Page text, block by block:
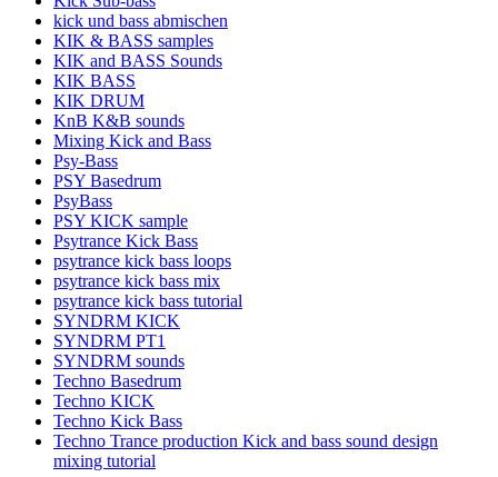
kick und bass abmischen
KIK & BASS samples
KIK and BASS Sounds
KIK BASS
KIK DRUM
KnB K&B sounds
Mixing Kick and Bass
Psy-Bass
PSY Basedrum
PsyBass
PSY KICK sample
Psytrance Kick Bass
psytrance kick bass loops
psytrance kick bass mix
psytrance kick bass tutorial
SYNDRM KICK
SYNDRM PT1
SYNDRM sounds
Techno Basedrum
Techno KICK
Techno Kick Bass
Techno Trance production Kick and bass sound design
mixing tutorial